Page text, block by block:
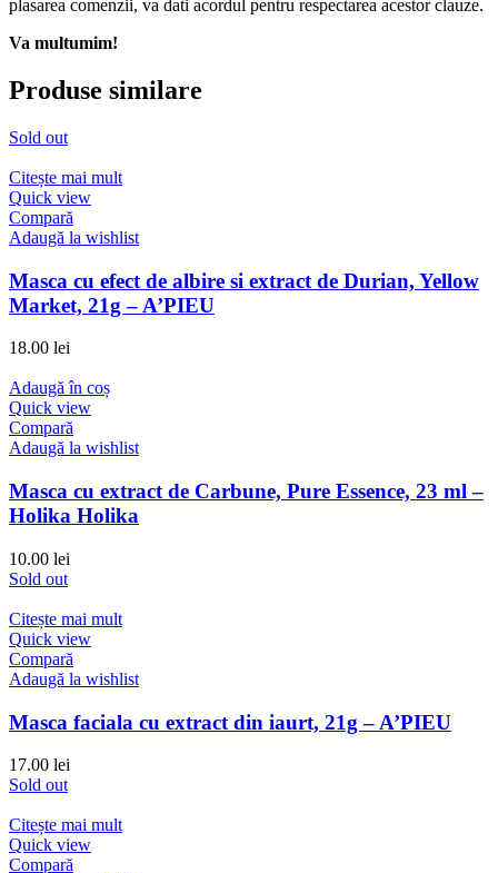
plasarea comenzii, va dati acordul pentru respectarea acestor clauze.
Va multumim!
Produse similare
Sold out
Citește mai mult
Quick view
Compară
Adaugă la wishlist
Masca cu efect de albire si extract de Durian, Yellow
Market, 21g – A’PIEU
18.00 lei
Adaugă în coș
Quick view
Compară
Adaugă la wishlist
Masca cu extract de Carbune, Pure Essence, 23 ml –
Holika Holika
10.00 lei
Sold out
Citește mai mult
Quick view
Compară
Adaugă la wishlist
Masca faciala cu extract din iaurt, 21g – A’PIEU
17.00 lei
Sold out
Citește mai mult
Quick view
Compară